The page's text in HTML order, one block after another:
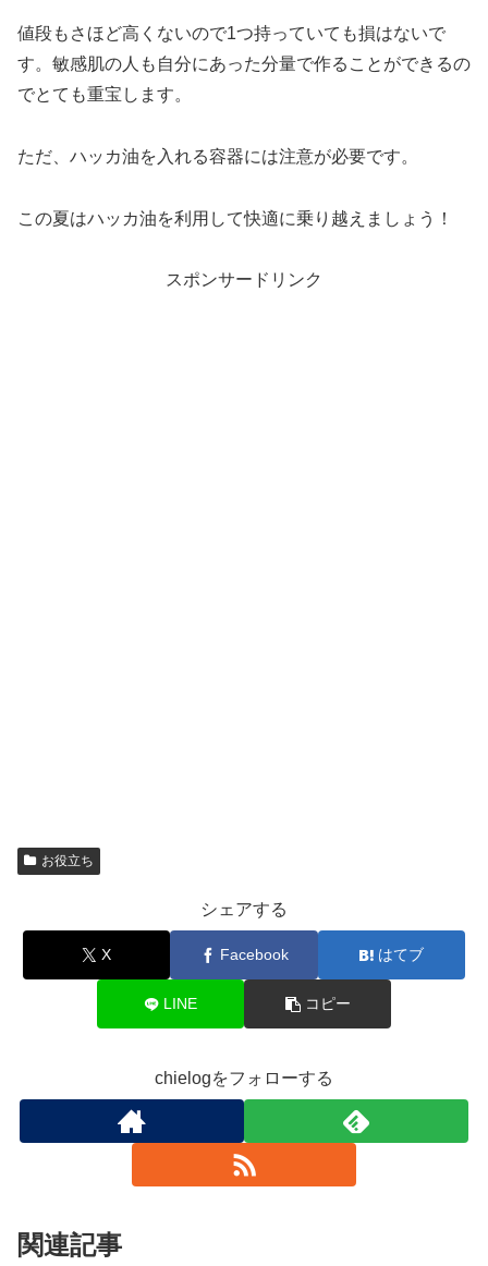
値段もさほど高くないので1つ持っていても損はないで
す。敏感肌の人も自分にあった分量で作ることができるの
でとても重宝します。
ただ、ハッカ油を入れる容器には注意が必要です。
この夏はハッカ油を利用して快適に乗り越えましょう！
スポンサードリンク
お役立ち
シェアする
X Facebook はてブ
LINE コピー
chielogをフォローする
関連記事